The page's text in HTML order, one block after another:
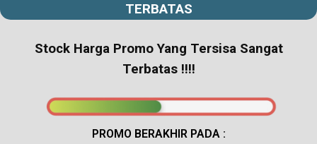
TERBATAS
Stock Harga Promo Yang Tersisa Sangat
Terbatas !!!!
PROMO BERAKHIR PADA :